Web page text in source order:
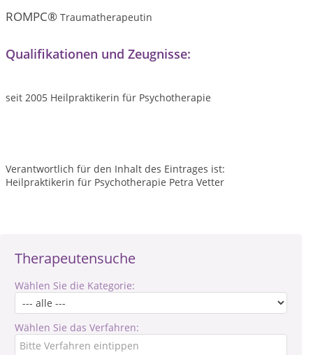
Therapeutensuche
Wählen Sie die Kategorie:
Wählen Sie das Verfahren:
ROMPC® Traumatherapeutin
Qualifikationen und Zeugnisse:
seit 2005 Heilpraktikerin für Psychotherapie
Verantwortlich für den Inhalt des Eintrages ist:
Heilpraktikerin für Psychotherapie Petra Vetter